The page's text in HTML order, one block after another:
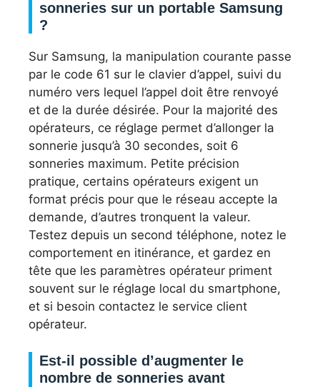
sonneries sur un portable Samsung
?
Sur Samsung, la manipulation courante passe
par le code 61 sur le clavier d’appel, suivi du
numéro vers lequel l’appel doit être renvoyé
et de la durée désirée. Pour la majorité des
opérateurs, ce réglage permet d’allonger la
sonnerie jusqu’à 30 secondes, soit 6
sonneries maximum. Petite précision
pratique, certains opérateurs exigent un
format précis pour que le réseau accepte la
demande, d’autres tronquent la valeur.
Testez depuis un second téléphone, notez le
comportement en itinérance, et gardez en
tête que les paramètres opérateur priment
souvent sur le réglage local du smartphone,
et si besoin contactez le service client
opérateur.
Est-il possible d’augmenter le
nombre de sonneries avant